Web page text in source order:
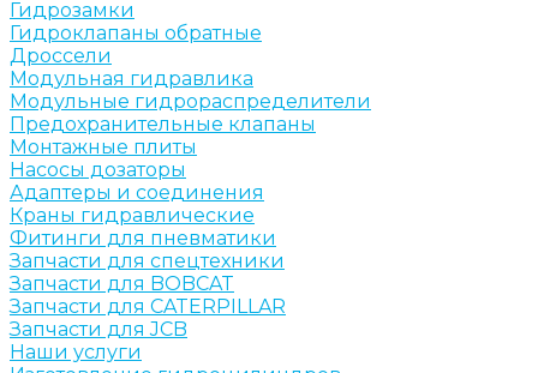
Гидрозамки
Гидроклапаны обратные
Дроссели
Модульная гидравлика
Модульные гидрораспределители
Предохранительные клапаны
Монтажные плиты
Насосы дозаторы
Адаптеры и соединения
Краны гидравлические
Фитинги для пневматики
Запчасти для спецтехники
Запчасти для BOBCAT
Запчасти для CATERPILLAR
Запчасти для JCB
Наши услуги